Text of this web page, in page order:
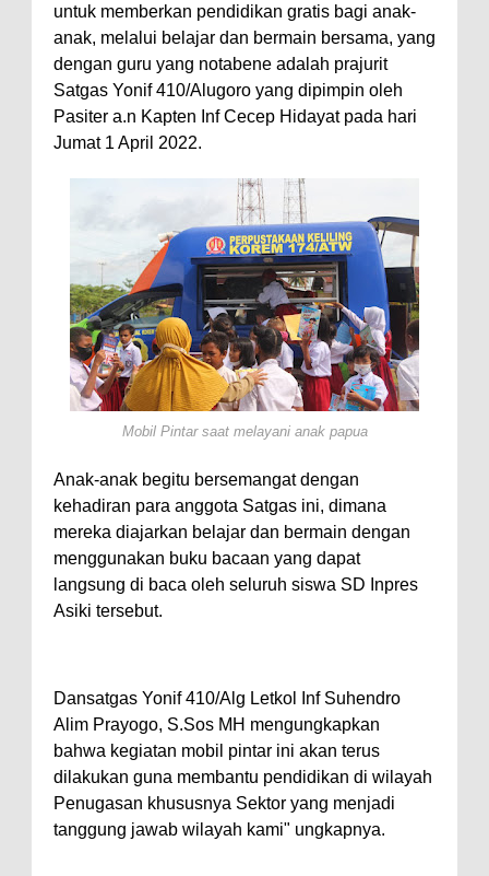
untuk memberkan pendidikan gratis bagi anak-
anak, melalui belajar dan bermain bersama, yang
dengan guru yang notabene adalah prajurit
Satgas Yonif 410/Alugoro yang dipimpin oleh
Pasiter a.n Kapten Inf Cecep Hidayat pada hari
Jumat 1 April 2022.
Mobil Pintar saat melayani anak papua
Anak-anak begitu bersemangat dengan
kehadiran para anggota Satgas ini, dimana
mereka diajarkan belajar dan bermain dengan
menggunakan buku bacaan yang dapat
langsung di baca oleh seluruh siswa SD Inpres
Asiki tersebut.
Dansatgas Yonif 410/Alg Letkol Inf Suhendro
Alim Prayogo, S.Sos MH mengungkapkan
bahwa kegiatan mobil pintar ini akan terus
dilakukan guna membantu pendidikan di wilayah
Penugasan khususnya Sektor yang menjadi
tanggung jawab wilayah kami" ungkapnya.